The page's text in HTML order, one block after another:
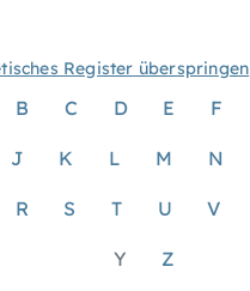
Register überspringen
B C D E F
J K L M N
R S T U V
Y Z